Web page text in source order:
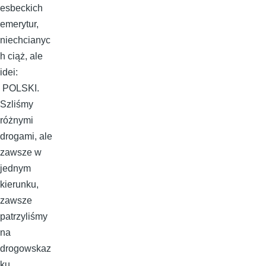
esbeckich
emerytur,
niechcianyc
h ciąż, ale
idei:
POLSKI.
Szliśmy
różnymi
drogami, ale
zawsze w
jednym
kierunku,
zawsze
patrzyliśmy
na
drogowskaz